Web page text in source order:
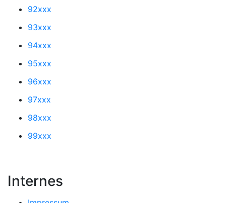
92xxx
93xxx
94xxx
95xxx
96xxx
97xxx
98xxx
99xxx
Internes